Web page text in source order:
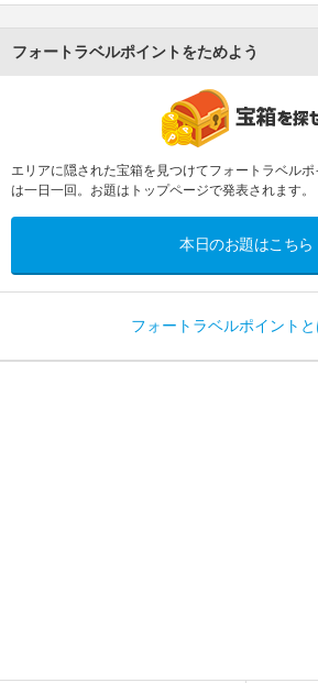
フォートラベルポイントをためよう
エリアに隠された宝箱を見つけてフォートラベル
は一日一回。お題はトップページで発表されます。
本日のお題はこちら
フォートラベルポイントと